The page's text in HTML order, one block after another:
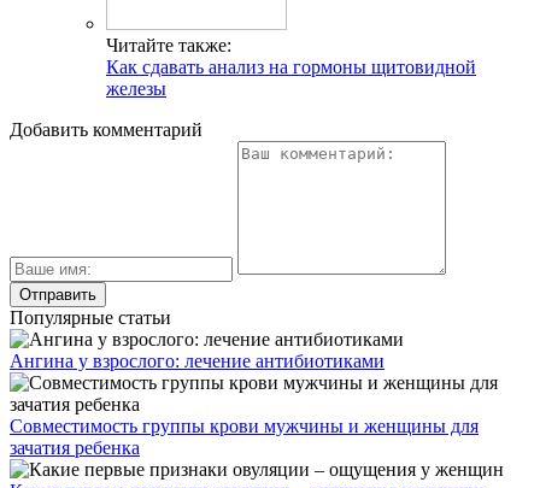
Читайте также:
Как сдавать анализ на гормоны щитовидной
железы
Добавить комментарий
Популярные статьи
Ангина у взрослого: лечение антибиотиками
Совместимость группы крови мужчины и женщины для
зачатия ребенка